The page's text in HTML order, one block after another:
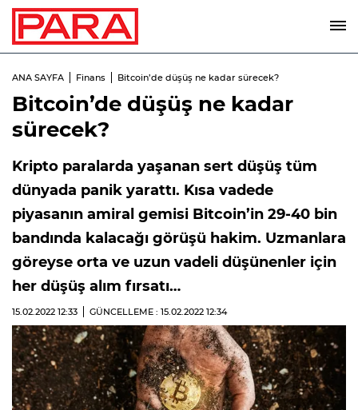
ANA SAYFA Finans Bitcoin’de düşüş ne kadar sürecek?
Bitcoin’de düşüş ne kadar
sürecek?
Kripto paralarda yaşanan sert düşüş tüm
dünyada panik yarattı. Kısa vadede
piyasanın amiral gemisi Bitcoin’in 29-40 bin
bandında kalacağı görüşü hakim. Uzmanlara
göreyse orta ve uzun vadeli düşünenler için
her düşüş alım fırsatı…
15.02.2022 12:33 GÜNCELLEME : 15.02.2022 12:34